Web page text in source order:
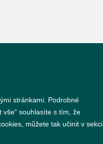
stránkami. Podrobné
vše“ souhlasíte s tím, že
můžete tak učinit v sekci